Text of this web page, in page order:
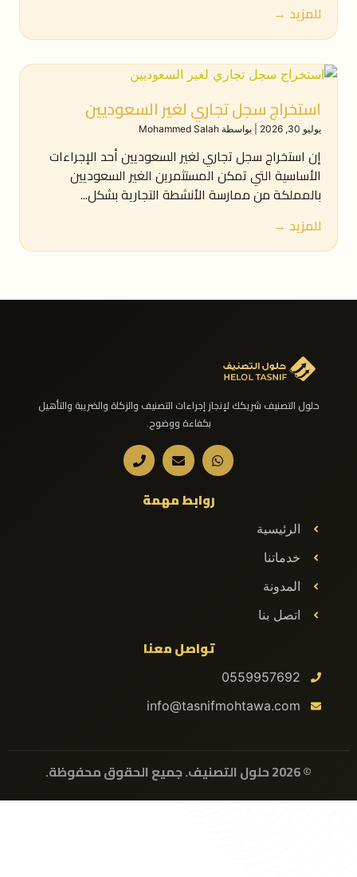
للمزيد →
استخراج سجل تجاري لغير السعوديين
يوليو 30, 2026 بواسطة Mohammed Salah
إن استخراج سجل تجاري لغير السعوديين أحد الإجراءات
الأساسية التي تمكن المستثمرين الغير السعوديين
بالمملكة من ممارسة الأنشطة التجارية بشكل...
للمزيد →
حلول التصنيف شريكك لإنجاز إجراءات التصنيف والزكاة والضريبة والتأهيل
بكفاءة ووضوح.
روابط مهمة
الرئيسية
خدماتنا
المدونة
اتصل بنا
تواصل معنا
0559957692
info@tasnifmohtawa.com
© 2026 حلول التصنيف. جميع الحقوق محفوظة.